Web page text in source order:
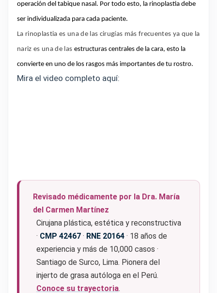
operación del tabique nasal. Por todo esto, la rinoplastia debe
ser individualizada para cada paciente.
La rinoplastia es una de las cirugías más frecuentes ya que la
nariz es una de las estructuras centrales de la cara, esto la
convierte en uno de los rasgos más importantes de tu rostro.
Mira el video completo aquí:
Revisado médicamente por la Dra. María
del Carmen Martínez
Cirujana plástica, estética y reconstructiva
· CMP 42467· RNE 20164· 18 años de
experiencia y más de 10,000 casos ·
Santiago de Surco, Lima. Pionera del
injerto de grasa autóloga en el Perú.
Conoce su trayectoria.